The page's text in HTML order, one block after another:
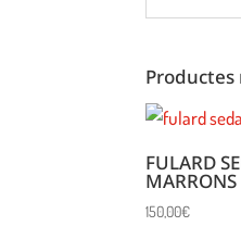
FULARD
MARRONS
150,00€